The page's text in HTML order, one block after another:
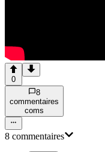
0
8
commentaires
coms
8 commentaires